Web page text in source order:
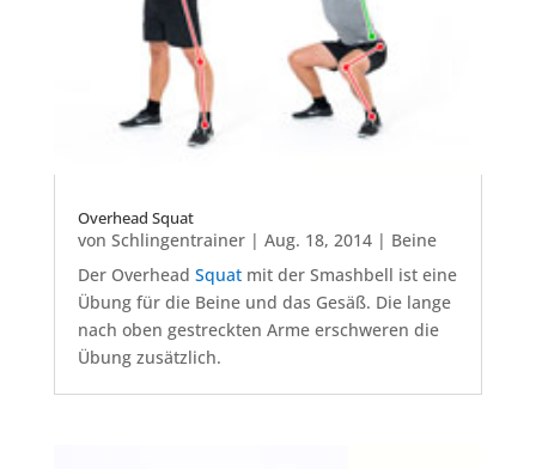
Overhead Squat
von Schlingentrainer| Aug. 18, 2014| Beine
Der Overhead Squatmit der Smashbell ist eine
Übung für die Beine und das Gesäß. Die lange
nach oben gestreckten Arme erschweren die
Übung zusätzlich.